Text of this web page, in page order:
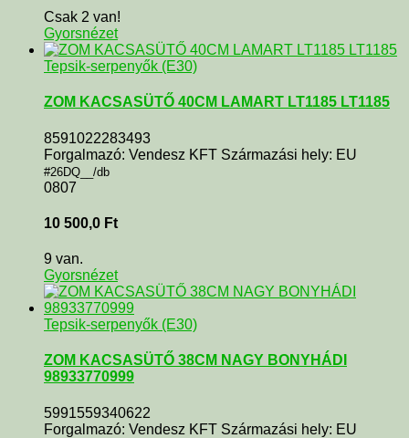
Csak 2 van!
Gyorsnézet
Tepsik-serpenyők (E30)
ZOM KACSASÜTŐ 40CM LAMART LT1185 LT1185
8591022283493
Forgalmazó: Vendesz KFT Származási hely: EU
#26DQ__/db
0807
10 500,0 Ft
9 van.
Gyorsnézet
Tepsik-serpenyők (E30)
ZOM KACSASÜTŐ 38CM NAGY BONYHÁDI
98933770999
5991559340622
Forgalmazó: Vendesz KFT Származási hely: EU